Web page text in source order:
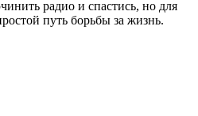
радио и спастись, но для
путь борьбы за жизнь.